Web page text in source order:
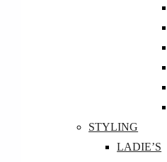
STYLING
LADIE’S